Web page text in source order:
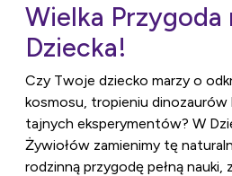
Wielka Przygoda
Dziecka!
Czy Twoje dziecko marzy o
kosmosu, tropieniu dinozaurów
tajnych eksperymentów? W
Żywiołów zamienimy tę
rodzinną przygodę pełną nauki,